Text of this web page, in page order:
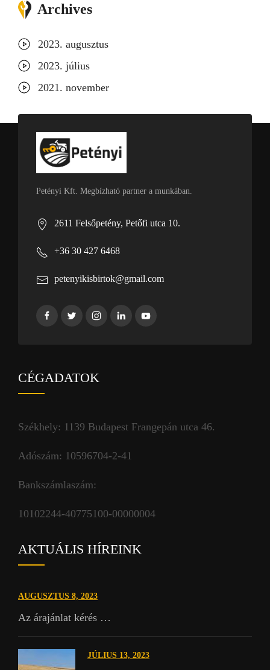
Archives
2023. augusztus
2023. július
2021. november
Petényi Kft. Megbízható partner a munkában.
2611 Felsőpetény, Petőfi utca 10.
+36 30 427 6468
petenyikisbirtok@gmail.com
CÉGADATOK
Székhely: 1139 Budapest Frangepán utca 46.
Adószám: 10596704-2-41
Bankszámlaszám:
10102244-40775100-00000004
AKTUÁLIS HÍREINK
AUGUSZTUS 8, 2023
Az árajánlat kérés …
JÚLIUS 13, 2023